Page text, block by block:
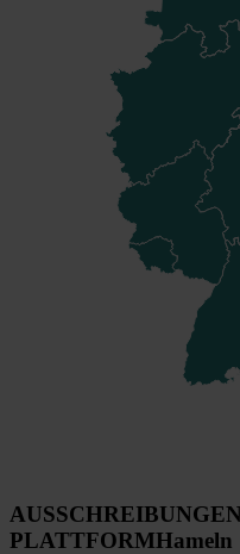
PLATTFORMHameln